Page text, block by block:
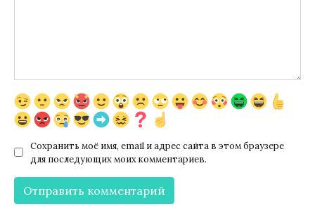
Сохранить моё имя, email и адрес сайта в этом браузере
для последующих моих комментариев.